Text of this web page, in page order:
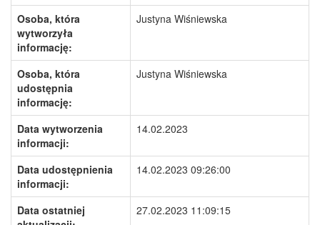
Osoba, która
wytworzyła
informację:
Justyna Wiśniewska
Osoba, która
udostępnia
informację:
Justyna Wiśniewska
Data wytworzenia
informacji:
14.02.2023
Data udostępnienia
informacji:
14.02.2023 09:26:00
Data ostatniej
27.02.2023 11:09:15